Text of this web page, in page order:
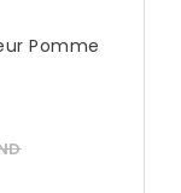
Pomme
Prix